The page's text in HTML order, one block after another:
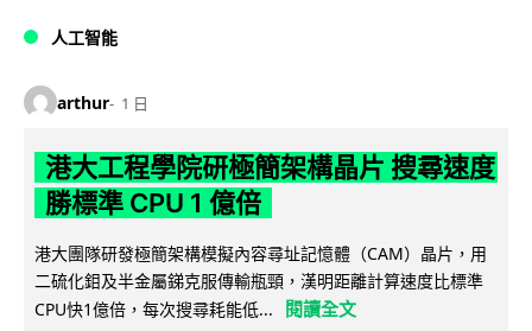
人工智能
arthur 1 日
港大工程學院研極簡架構晶片 搜尋速度
勝標準 CPU 1 億倍
港大團隊研發極簡架構模擬內容尋址記憶體（CAM）晶片，用
二硫化鉬及半金屬銻克服傳輸瓶頸，漢明距離計算速度比標準
CPU快1億倍，每次搜尋耗能低...
閱讀全文